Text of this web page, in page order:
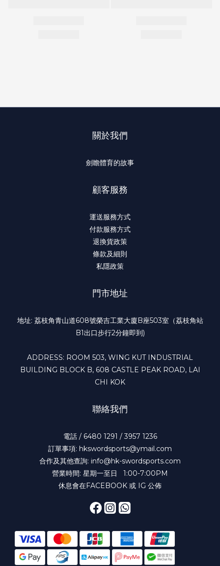
關於我們
劍瞻體育的故事
顧客服務
運送服務方式
付款服務方式
退換貨政策
條款及細則
私隱政策
門市地址
地址: 荔枝角青山道608號榮吉工業大廈B座503室（荔枝角站
B1出口步行2分鐘即到)
ADDRESS: ROOM 503, WING KUT INDUSTRIAL
BUILDING BLOCK B, 608 CASTLE PEAK ROAD, LAI
CHI KOK
聯絡我們
電話 / 6480 1291 / 3957 1236
訂單事項: hkswordsports@ymail.com
合作及其他查詢: info@hk-swordsports.com
營業時間: 星期一至日 1:00-7:00PM
休息會在FACEBOOK 或 IG 公佈